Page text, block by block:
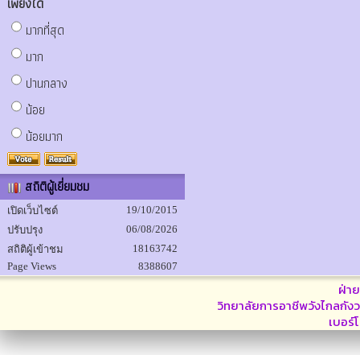
มากที่สุด
มาก
ปานกลาง
น้อย
น้อยมาก
สถิติผู้เยี่ยมชม
เปิดเว็บไซต์
19/10/2015
ปรับปรุง
06/08/2026
สถิติผู้เข้าชม
18163742
Page Views
8388607
ฝ่า
วิทยาลัยการอาชีพวังไกลกัง
เบอ